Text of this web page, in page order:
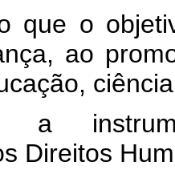
que o
ao
a
Direitos